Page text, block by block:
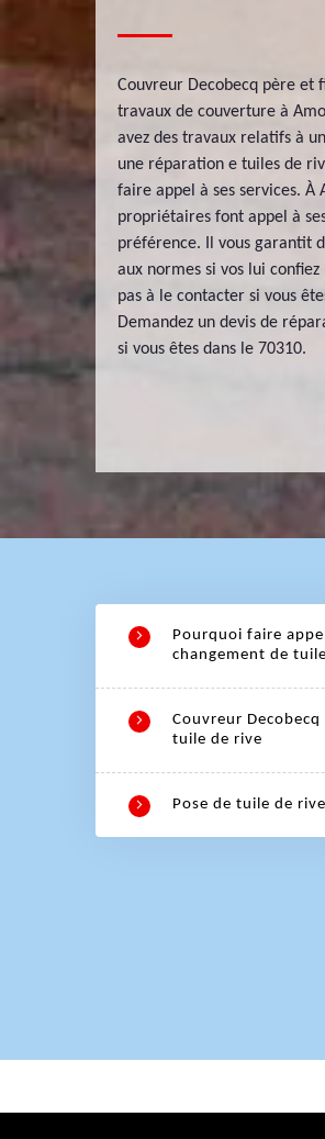
Couvreur Decobecq père et
travaux de couverture à
avez des travaux relatifs à
une réparation e tuiles de
faire appel à ses services. À
propriétaires font appel à
préférence. Il vous garantit
aux normes si vos lui confiez
pas à le contacter si vous
Demandez un devis de
si vous êtes dans le 70310.
Pourquoi faire
changement de
Couvreur
tuile de rive
Pose de tuile de